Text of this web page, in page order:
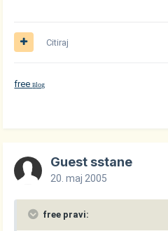
Citiraj
freeBlog
Guest sstane
20. maj 2005
free pravi: